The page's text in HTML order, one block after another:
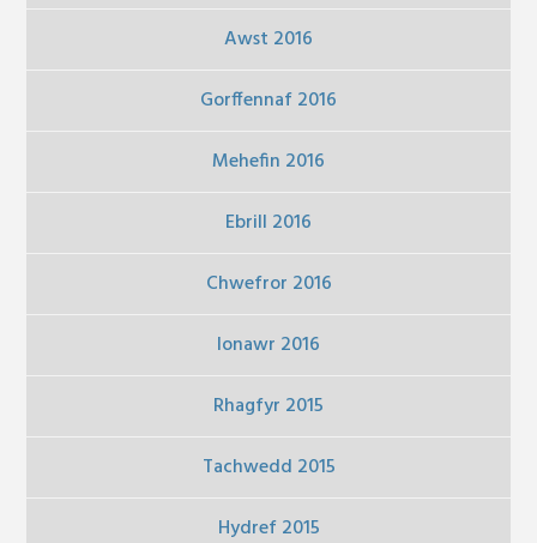
Awst 2016
Gorffennaf 2016
Mehefin 2016
Ebrill 2016
Chwefror 2016
Ionawr 2016
Rhagfyr 2015
Tachwedd 2015
Hydref 2015